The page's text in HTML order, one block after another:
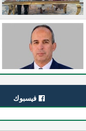
فيسبوك